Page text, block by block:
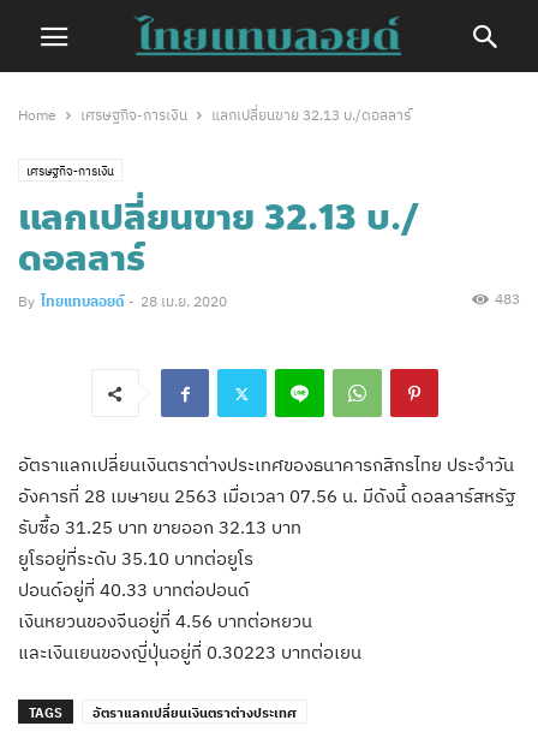
Home เศรษฐกิจ-การเงิน แลกเปลี่ยนขาย 32.13 บ./ดอลลาร์
เศรษฐกิจ-การเงิน
แลกเปลี่ยนขาย 32.13 บ./
ดอลลาร์
By ไทยแทบลอยด์ - 28 เม.ย. 2020 483
อัตราแลกเปลี่ยนเงินตราต่างประเทศของธนาคารกสิกรไทย ประจำวัน
อังคารที่ 28 เมษายน 2563 เมื่อเวลา 07.56 น. มีดังนี้ ดอลลาร์สหรัฐ
รับซื้อ 31.25 บาท ขายออก 32.13 บาท
ยูโรอยู่ที่ระดับ 35.10 บาทต่อยูโร
ปอนด์อยู่ที่ 40.33 บาทต่อปอนด์
เงินหยวนของจีนอยู่ที่ 4.56 บาทต่อหยวน
และเงินเยนของญี่ปุ่นอยู่ที่ 0.30223 บาทต่อเยน
TAGS อัตราแลกเปลี่ยนเงินตราต่างประเทศ